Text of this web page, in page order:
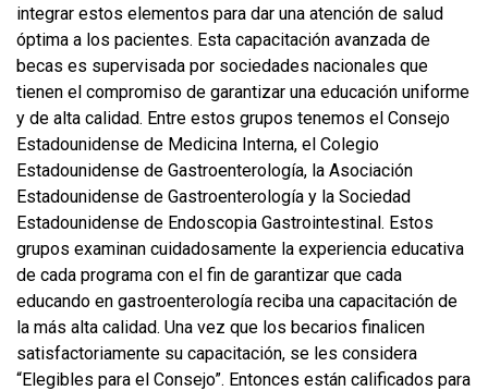
integrar estos elementos para dar una atención de salud
óptima a los pacientes. Esta capacitación avanzada de
becas es supervisada por sociedades nacionales que
tienen el compromiso de garantizar una educación uniforme
y de alta calidad. Entre estos grupos tenemos el Consejo
Estadounidense de Medicina Interna, el Colegio
Estadounidense de Gastroenterología, la Asociación
Estadounidense de Gastroenterología y la Sociedad
Estadounidense de Endoscopia Gastrointestinal. Estos
grupos examinan cuidadosamente la experiencia educativa
de cada programa con el fin de garantizar que cada
educando en gastroenterología reciba una capacitación de
la más alta calidad. Una vez que los becarios finalicen
satisfactoriamente su capacitación, se les considera
“Elegibles para el Consejo”. Entonces están calificados para